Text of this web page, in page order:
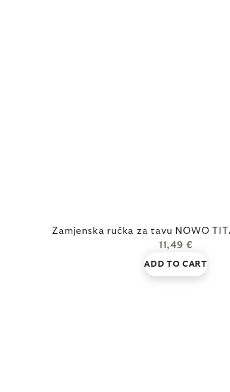
Zamjenska ručka za tavu NOWO
11,49 €
ADD TO CART